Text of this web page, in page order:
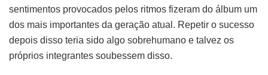
sentimentos provocados pelos ritmos fizeram do álbum um
dos mais importantes da geração atual. Repetir o sucesso
depois disso teria sido algo sobrehumano e talvez os
próprios integrantes soubessem disso.